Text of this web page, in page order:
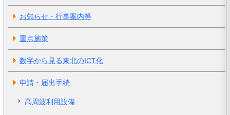
お知らせ・行事案内等
重点施策
数字から見る東北のICT化
申請・届出手続
高周波利用設備